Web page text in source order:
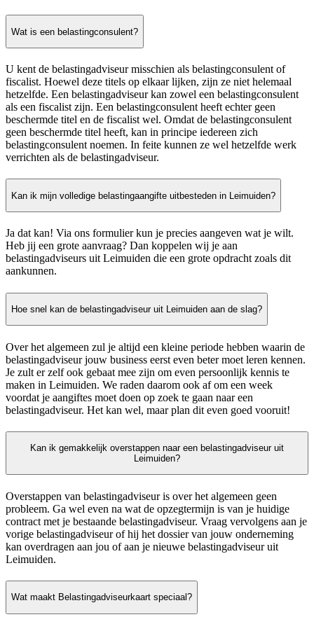
Wat is een belastingconsulent?
U kent de belastingadviseur misschien als belastingconsulent of
fiscalist. Hoewel deze titels op elkaar lijken, zijn ze niet helemaal
hetzelfde. Een belastingadviseur kan zowel een belastingconsulent
als een fiscalist zijn. Een belastingconsulent heeft echter geen
beschermde titel en de fiscalist wel. Omdat de belastingconsulent
geen beschermde titel heeft, kan in principe iedereen zich
belastingconsulent noemen. In feite kunnen ze wel hetzelfde werk
verrichten als de belastingadviseur.
Kan ik mijn volledige belastingaangifte uitbesteden in Leimuiden?
Ja dat kan! Via ons formulier kun je precies aangeven wat je wilt.
Heb jij een grote aanvraag? Dan koppelen wij je aan
belastingadviseurs uit Leimuiden die een grote opdracht zoals dit
aankunnen.
Hoe snel kan de belastingadviseur uit Leimuiden aan de slag?
Over het algemeen zul je altijd een kleine periode hebben waarin de
belastingadviseur jouw business eerst even beter moet leren kennen.
Je zult er zelf ook gebaat mee zijn om even persoonlijk kennis te
maken in Leimuiden. We raden daarom ook af om een week
voordat je aangiftes moet doen op zoek te gaan naar een
belastingadviseur. Het kan wel, maar plan dit even goed vooruit!
Kan ik gemakkelijk overstappen naar een belastingadviseur uit
Leimuiden?
Overstappen van belastingadviseur is over het algemeen geen
probleem. Ga wel even na wat de opzegtermijn is van je huidige
contract met je bestaande belastingadviseur. Vraag vervolgens aan je
vorige belastingadviseur of hij het dossier van jouw onderneming
kan overdragen aan jou of aan je nieuwe belastingadviseur uit
Leimuiden.
Wat maakt Belastingadviseurkaart speciaal?